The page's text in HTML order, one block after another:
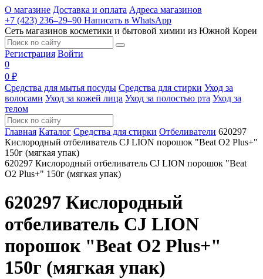
О магазине Доставка и оплата Адреса магазинов
+7 (423) 236‒29‒90 Написать в WhatsApp
Сеть магазинов косметики и бытовой химии из Южной Кореи
Регистрация Войти
0
0 ₽
Средства для мытья посуды Средства для стирки Уход за
волосами Уход за кожей лица Уход за полостью рта Уход за
телом
Главная Каталог Средства для стирки Отбеливатели 620297
Кислородный отбеливатель CJ LION порошок "Beat O2 Plus+"
150г (мягкая упак)
620297 Кислородный отбеливатель CJ LION порошок "Beat
O2 Plus+" 150г (мягкая упак)
620297 Кислородный
отбеливатель CJ LION
порошок "Beat O2 Plus+"
150г (мягкая упак)